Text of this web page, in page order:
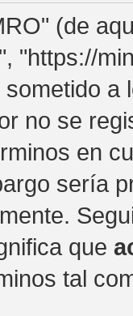
(de
"https://
no se
en
sería
que
tal